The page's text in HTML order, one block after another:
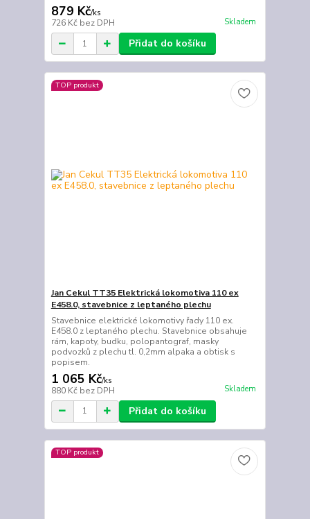
879 Kč/ks
726 Kč bez DPH Skladem
Přidat do košíku
TOP produkt
Jan Cekul TT35 Elektrická lokomotiva 110 ex
E458.0, stavebnice z leptaného plechu
Stavebnice elektrické lokomotivy řady 110 ex.
E458.0 z leptaného plechu. Stavebnice obsahuje
rám, kapoty, budku, polopantograf, masky
podvozků z plechu tl. 0,2mm alpaka a obtisk s
popisem.
1 065 Kč/ks
880 Kč bez DPH Skladem
Přidat do košíku
TOP produkt